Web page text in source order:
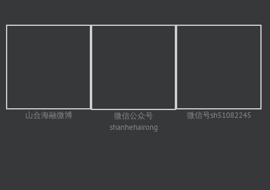
山合海融微博
微信公众号
shanhehairong
微信号sh51082245